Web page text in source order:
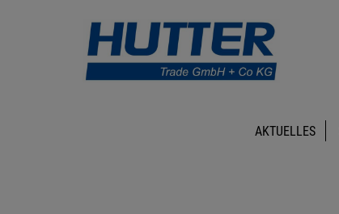
AKTUELLES